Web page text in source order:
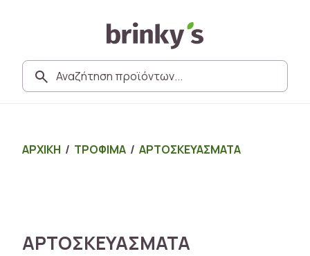
ΑΡΧΙΚΗ / ΤΡΟΦΙΜΑ / ΑΡΤΟΣΚΕΥΑΣΜΑΤΑ
ΑΡΤΟΣΚΕΥΑΣΜΑΤΑ